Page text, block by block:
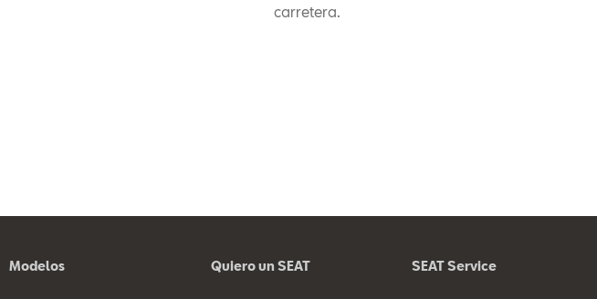
carretera.
Modelos Quiero un SEAT SEAT Service